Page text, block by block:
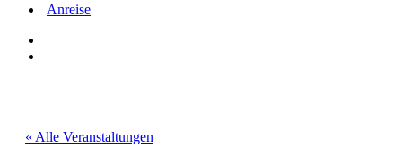
Anreise
« Alle Veranstaltungen